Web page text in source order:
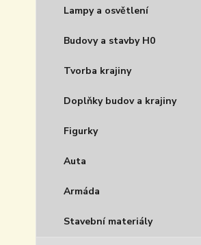
Lampy a osvětlení
Budovy a stavby H0
Tvorba krajiny
Doplňky budov a krajiny
Figurky
Auta
Armáda
Stavební materiály